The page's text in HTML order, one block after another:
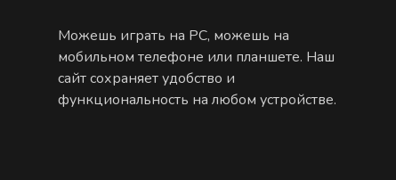
Можешь играть на PC, можешь на
мобильном телефоне или планшете. Наш
сайт сохраняет удобство и
функциональность на любом устройстве.